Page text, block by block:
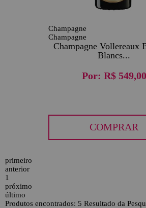
Champagne
Champagne
Champagne Vollereaux
Blancs...
Por: R$ 549,00
COMPRAR
primeiro
anterior
1
próximo
último
Produtos encontrados: 5 Resultado da